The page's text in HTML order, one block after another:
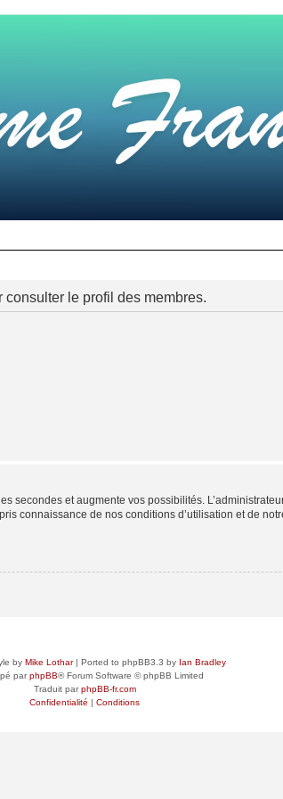
le profil des membres.
secondes et augmente vos possibilités.
connaissance de nos conditions d’utilisation et de
by Mike Lothar| Ported to phpBB3.3 by Ian Bradley
parphpBB® Forum Software © phpBB Limited
Traduit parphpBB-fr.com
Confidentialité | Conditions